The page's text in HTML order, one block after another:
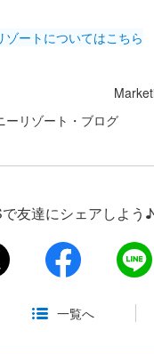
ゾートについてはこちら
ーリゾート・ブログ
友達にシェアしよう♪
一覧へ